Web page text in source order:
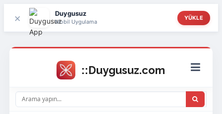
× Duygusuz
Mobil Uygulama
YÜKLE